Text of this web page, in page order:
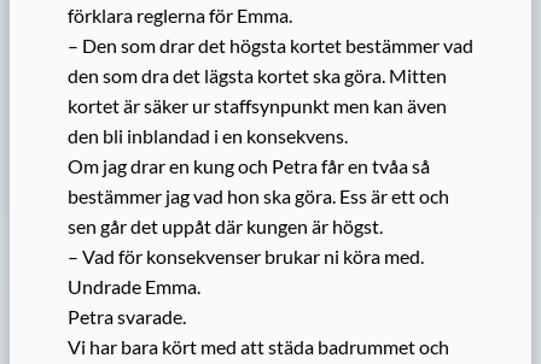
förklara reglerna för Emma.
– Den som drar det högsta kortet bestämmer vad
den som dra det lägsta kortet ska göra. Mitten
kortet är säker ur staffsynpunkt men kan även
den bli inblandad i en konsekvens.
Om jag drar en kung och Petra får en tvåa så
bestämmer jag vad hon ska göra. Ess är ett och
sen går det uppåt där kungen är högst.
– Vad för konsekvenser brukar ni köra med.
Undrade Emma.
Petra svarade.
Vi har bara kört med att städa badrummet och